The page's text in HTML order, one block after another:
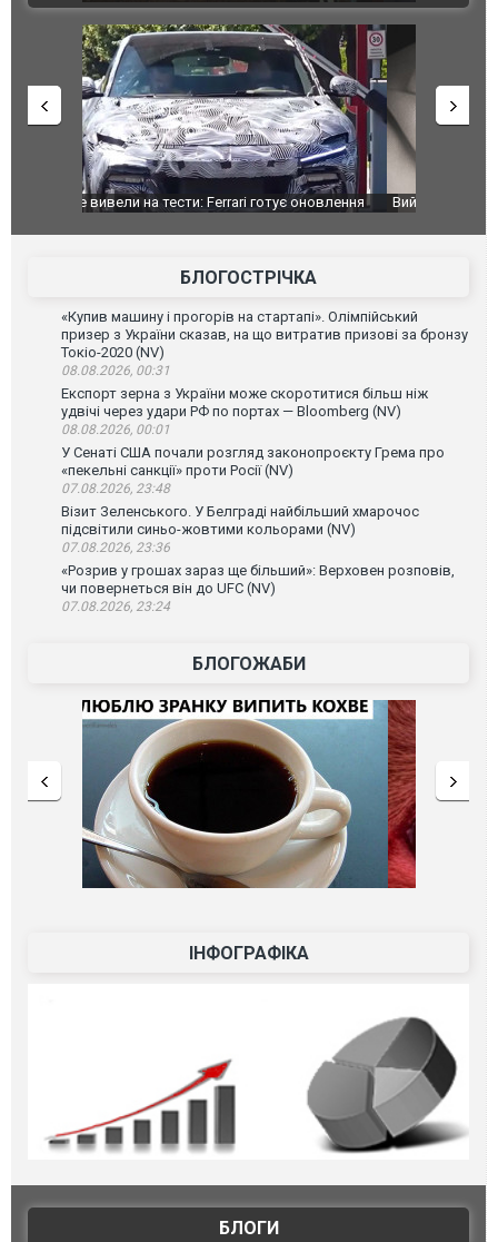
Вийшов трейлер нової екранізації легендарного
БЛОГОСТРІЧКА
«Купив машину і прогорів на стартапі». Олімпійський
призер з України сказав, на що витратив призові за бронзу
Токіо-2020 (NV)
08.08.2026, 00:31
Експорт зерна з України може скоротитися більш ніж
удвічі через удари РФ по портах — Bloomberg (NV)
08.08.2026, 00:01
У Сенаті США почали розгляд законопроєкту Грема про
«пекельні санкції» проти Росії (NV)
07.08.2026, 23:48
Візит Зеленського. У Белграді найбільший хмарочос
підсвітили синьо-жовтими кольорами (NV)
07.08.2026, 23:36
«Розрив у грошах зараз ще більший»: Верховен розповів,
чи повернеться він до UFC (NV)
07.08.2026, 23:24
БЛОГОЖАБИ
ІНФОГРАФІКА
БЛОГИ